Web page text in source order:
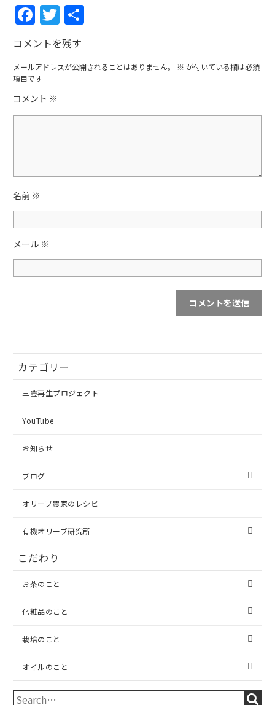
F
a
c
e
b
o
T
w
itt
er
コメントを残す
メールアドレスが公開されることはありません。 ※ が付いている欄は必須
項目です
コメント ※
名前 ※
メール ※
カテゴリー
三豊再生プロジェクト
YouTube
お知らせ
ブログ
オリーブ農家のレシピ
有機オリーブ研究所
こだわり
お茶のこと
化粧品のこと
栽培のこと
オイルのこと